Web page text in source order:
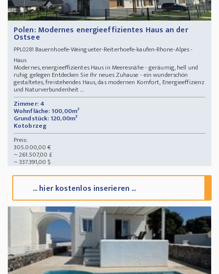
Polen: Modernes energieeffizientes Haus an der
Ostsee
PPL0281 Bauernhoefe-Weingueter-Reiterhoefe-kaufen-Rhone-Alpes -
Haus
Modernes, energieeffizientes Haus in Meeresnähe - geräumig, hell und
ruhig gelegen Entdecken Sie Ihr neues Zuhause - ein wunderschön
gestaltetes, freistehendes Haus, das modernen Komfort, Energieeffizienz
und Naturverbundenheit ...
Zimmer: 4
Wohnfläche: 100,00m²
Grundstück: 120,00m²
Kotobrzeg
Preis:
305.000,00 €
~ 261.507,00 £
~ 337.391,00 $
... hier kostenlos inserieren ...